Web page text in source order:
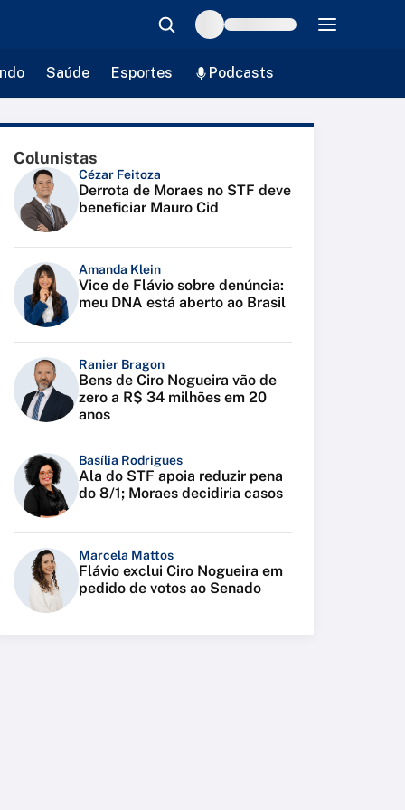
Saúde Esportes Podcasts
Colunistas
Cézar Feitoza
Derrota de Moraes no STF deve
beneficiar Mauro Cid
Amanda Klein
Vice de Flávio sobre denúncia:
meu DNA está aberto ao Brasil
Ranier Bragon
Bens de Ciro Nogueira vão de
zero a R$ 34 milhões em 20
anos
Basília Rodrigues
Ala do STF apoia reduzir pena
do 8/1; Moraes decidiria casos
Marcela Mattos
Flávio exclui Ciro Nogueira em
pedido de votos ao Senado